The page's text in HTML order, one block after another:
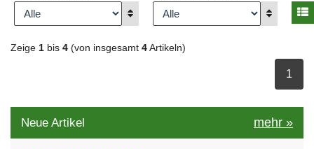
Anzeigen Anzeigen
Zeige 1 bis 4 (von insgesamt 4 Artikeln)
1
Neue Artikel mehr »